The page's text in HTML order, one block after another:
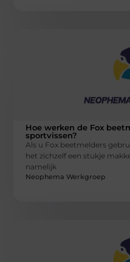
Hoe werken de Fox
sportvissen?
Als u Fox beetmelders
het zichzelf een stukje
namelijk
Neophema Werkgroep